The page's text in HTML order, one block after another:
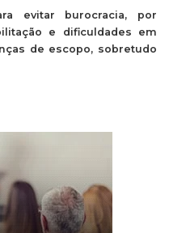
evitar burocracia, por
e dificuldades em
de escopo, sobretudo